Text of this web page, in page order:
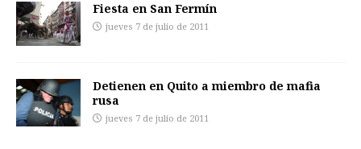
Fiesta en San Fermín
jueves 7 de julio de 2011
Detienen en Quito a miembro de mafia
rusa
jueves 7 de julio de 2011